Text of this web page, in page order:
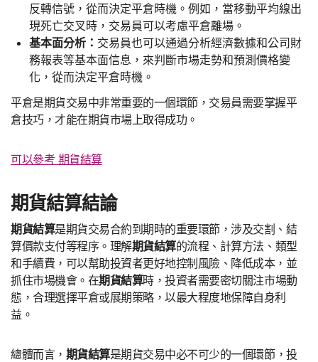
反轉信號，從而決定平倉時機。例如，當移動平均線出
現死亡交叉時，交易員可以考慮平倉離場。
基本面分析： 交易員也可以通過分析經濟數據和公司財
務報表等基本面信息，來判斷市場走勢和預測價格變
化，從而決定平倉時機。
平倉是期貨交易中非常重要的一個環節，交易員需要掌握平
倉技巧，才能在期貨市場上取得成功。
可以參考 期貨結算
期貨結算結論
期貨結算是期貨交易合約到期時的重要環節，涉及交割、結
算價款支付等程序。理解期貨結算的流程、計算方法、類型
和手續費，可以幫助投資者更好地控制風險、降低成本，並
抓住市場機會。在期貨結算時，投資者需要密切關注市場動
態，合理選擇平倉或展期策略，以最大程度地保障自身利
益。
總體而言， 期貨結算是期貨交易中必不可少的一個環節，投